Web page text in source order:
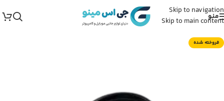
Skip to navigation
Skip to main content
منو
فروخته شده